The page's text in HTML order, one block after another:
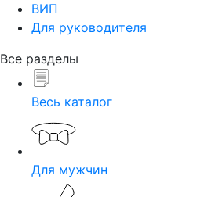
ВИП
Для руководителя
Все разделы
Весь каталог
Для мужчин